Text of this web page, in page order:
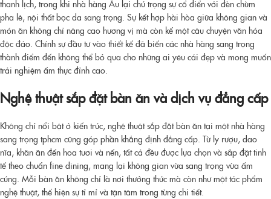
thanh lịch, trong khi nhà hàng Âu lại chú trọng sự cổ điển với đèn chùm
pha lê, nội thất bọc da sang trọng. Sự kết hợp hài hòa giữa không gian và
món ăn không chỉ nâng cao hương vị mà còn kể một câu chuyện văn hóa
độc đáo. Chính sự đầu tư vào thiết kế đã biến các nhà hàng sang trọng
thành điểm đến không thể bỏ qua cho những ai yêu cái đẹp và mong muốn
trải nghiệm ẩm thực đỉnh cao.
Nghệ thuật sắp đặt bàn ăn và dịch vụ đẳng cấp
Không chỉ nổi bật ở kiến trúc, nghệ thuật sắp đặt bàn ăn tại mộtnhà hàng
sang trọng tphcm cũng góp phần khẳng định đẳng cấp. Từ ly rượu, dao
nĩa, khăn ăn đến hoa tươi và nến, tất cả đều được lựa chọn và sắp đặt tinh
tế theo chuẩn fine dining, mang lại không gian vừa sang trọng vừa ấm
cúng. Mỗi bàn ăn không chỉ là nơi thưởng thức mà còn như một tác phẩm
nghệ thuật, thể hiện sự tỉ mỉ và tận tâm trong từng chi tiết.